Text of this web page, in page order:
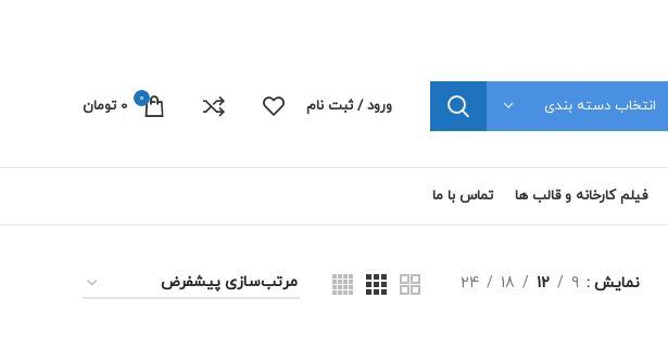
انتخاب دسته بندی ورود / ثبت نام 0
0 تومان
فیلم کارخانه و قالب ها تماس با ما
نمایش 9
12
18
24